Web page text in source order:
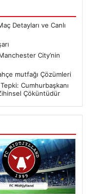
Detayları ve Canlı
City’nin
mutfağı Çözümleri
Cumhurbaşkanı
Çöküntüdür